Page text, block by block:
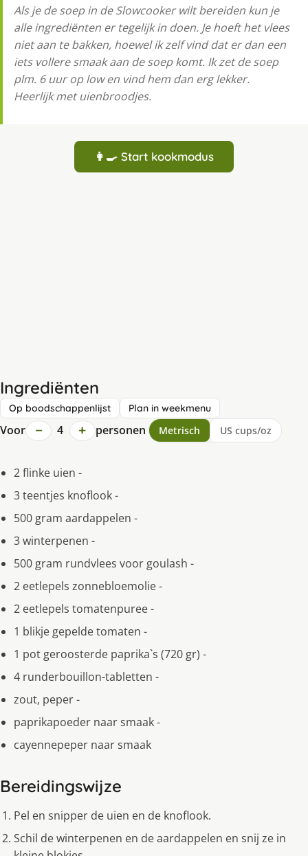
Als je de soep in de Slowcooker wilt bereiden kun je
alle ingrediënten er tegelijk in doen. Je hoeft het vlees
niet aan te bakken, hoewel ik zelf vind dat er dan een
iets vollere smaak aan de soep komt. Ik zet de soep
plm. 6 uur op low en vind hem dan erg lekker.
Heerlijk met uienbroodjes.
👩‍🍳 Start kookmodus
Ingrediënten
Op boodschappenlijst Plan in weekmenu
Voor − 4 + personen Metrisch US cups/oz
2 flinke uien -
3 teentjes knoflook -
500 gram aardappelen -
3 winterpenen -
500 gram rundvlees voor goulash -
2 eetlepels zonnebloemolie -
2 eetlepels tomatenpuree -
1 blikje gepelde tomaten -
1 pot geroosterde paprika`s (720 gr) -
4 runderbouillon-tabletten -
zout, peper -
paprikapoeder naar smaak -
cayennepeper naar smaak
Bereidingswijze
Pel en snipper de uien en de knoflook.
Schil de winterpenen en de aardappelen en snij ze in